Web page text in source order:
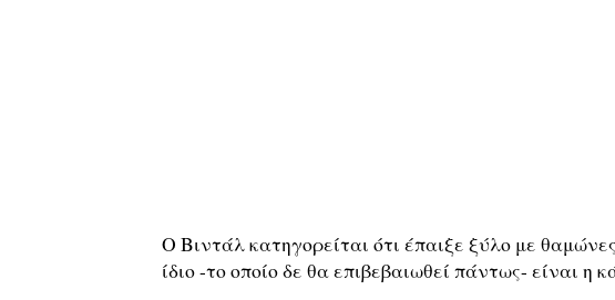
Ο Βιντάλ κατηγορείται ότι έπαιξε ξύλο με
ίδιο -το οποίο δε θα επιβεβαιωθεί πάντως- είναι η